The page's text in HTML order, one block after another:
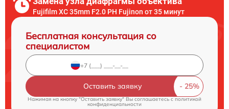
Fujifilm XC 35mm F2.0 PH Fujinon от 35 минут
Бесплатная консультация со
специалистом
Оставить заявку
Нажимая на кнопку "Оставить заявку" Вы соглашаетесь c политикой
конфиденциальности